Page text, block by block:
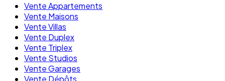
Vente Appartements
Vente Maisons
Vente Villas
Vente Duplex
Vente Triplex
Vente Studios
Vente Garages
Vente Dépôts